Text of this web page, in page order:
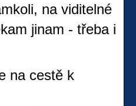
na viditelné
jinam - třeba i
na cestě k